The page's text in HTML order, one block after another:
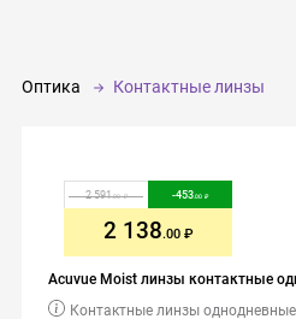
Оптика Контактные линзы
Acuvue Moist линзы контактные
Контактные линзы однодневные
2 591.00 -453.00
2 138.00